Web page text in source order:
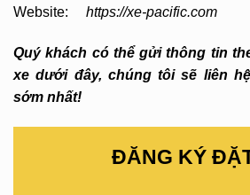
Website: https://xe-pacific.com
Quý khách có thể gửi thông tin
xe dưới đây, chúng tôi sẽ liên
sớm nhất!
ĐĂNG KÝ